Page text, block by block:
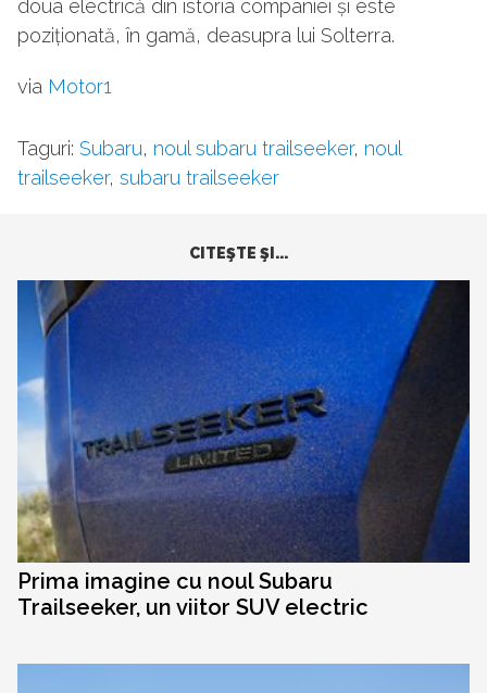
doua electrică din istoria companiei și este
poziționată, în gamă, deasupra lui Solterra.
via Motor1
Taguri: Subaru, noul subaru trailseeker, noul
trailseeker, subaru trailseeker
CITEŞTE ŞI...
Prima imagine cu noul Subaru
Trailseeker, un viitor SUV electric